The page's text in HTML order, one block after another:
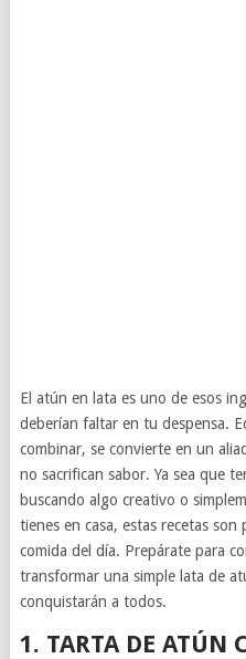
El atún en lata es uno de esos
deberían faltar en tu despensa.
combinar, se convierte en un
no sacrifican sabor. Ya sea que
buscando algo creativo o
tienes en casa, estas recetas
comida del día. Prepárate para
transformar una simple lata de
conquistarán a todos.
1. TARTA DE ATÚN